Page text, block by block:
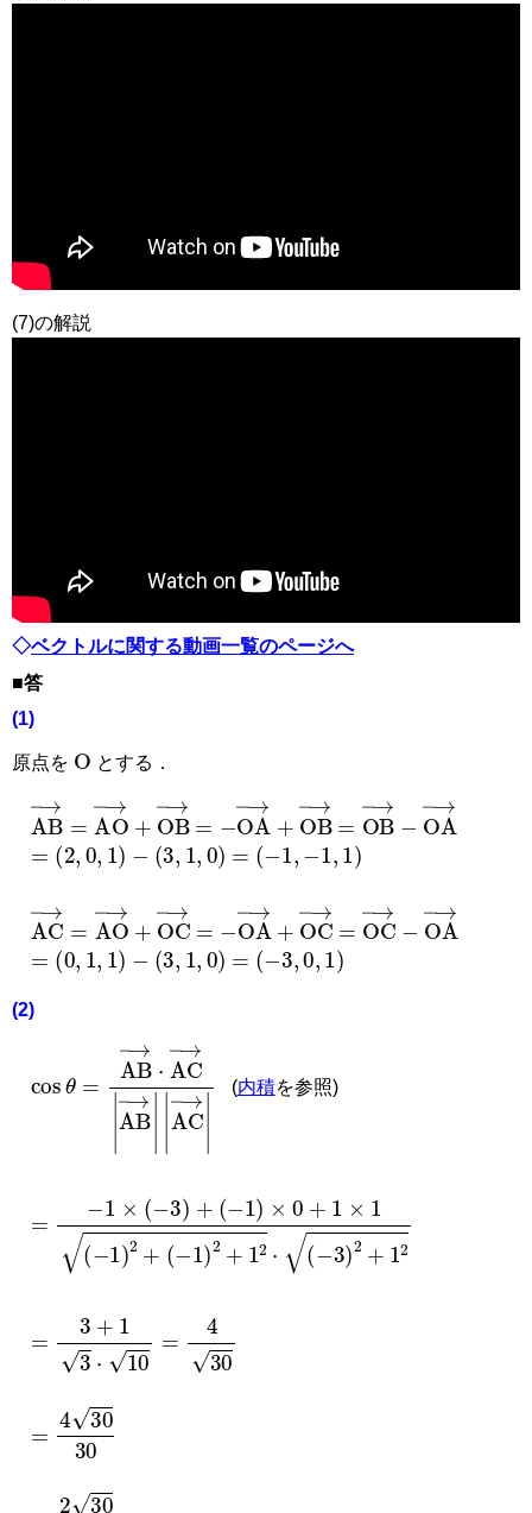
(7)の解説
◇ベクトルに関する動画一覧のページへ
■答
(1)
原点を
O
とする．
AB =AO +OB OA→ OB→ OB→ OA→
,0 1 3, , 0 1 −
AC =AO → +OC OA→ + OC→ OC→ OA→
,1 1 3, , 0 3 0, 1
(2)
θ AB→· AC→ AB →| AC →
(内積を参照)
(−3 + −1)× 0+ 1×1( −1 )2 +
+12 ·( −3)2+ 12
13 ·10
3030